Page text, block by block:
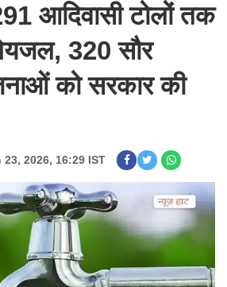
आदिवासी टोलों तक
320 सौर
को सरकार की
23, 2026, 16:29 IST